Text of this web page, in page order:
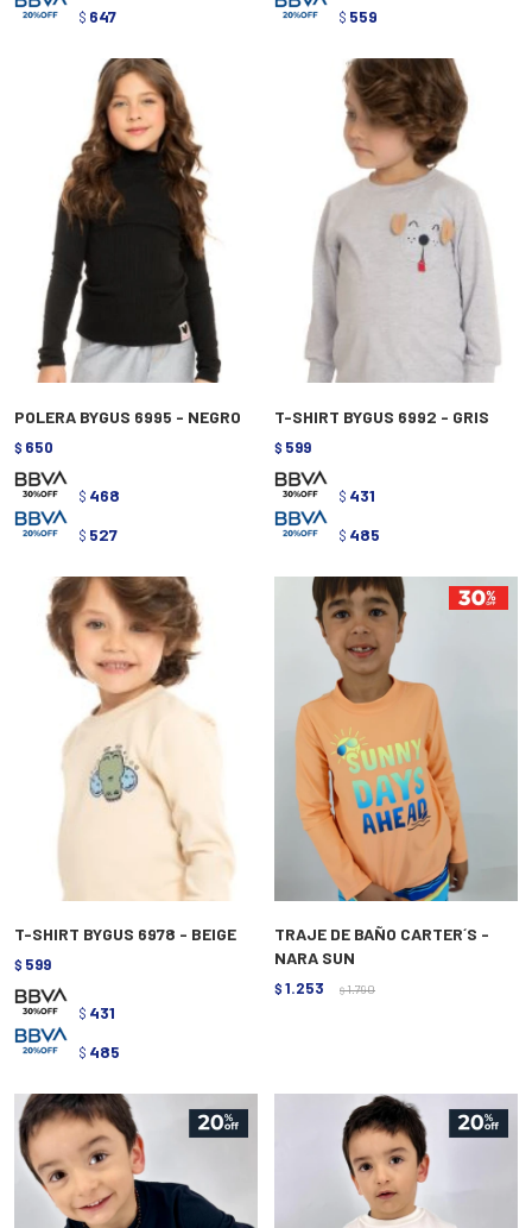
$ 647 $ 559
POLERA BYGUS 6995 - NEGRO
$ 650
$ 468
$ 527
T-SHIRT BYGUS 6992 - GRIS
$ 599
$ 431
$ 485
T-SHIRT BYGUS 6978 - BEIGE
$ 599
$ 431
$ 485
TRAJE DE BAÑO CARTER´S -
NARA SUN
$ 1.253 $ 1.790